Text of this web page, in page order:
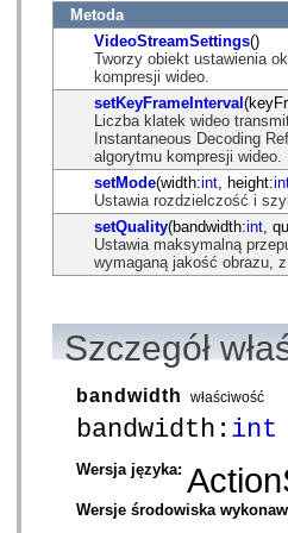
Metoda
VideoStreamSettings()
Tworzy obiekt ustawienia
kompresji wideo.
setKeyFrameInterval
Liczba klatek wideo
Instantaneous Decoding
algorytmu kompresji wideo.
setMode(width:int , height:
Ustawia rozdzielczość i
setQuality(bandwidth:int ,
Ustawia maksymalną
wymaganą jakość obrazu,
Szczegół
bandwidth właściwość
bandwidth: int
Wersja języka:
Wersje środowiska